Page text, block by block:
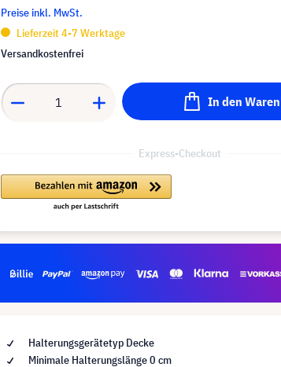
Preise inkl. MwSt.
Lieferzeit 4-7 Werktage
Versandkostenfrei
In den
Express-Checkout
Halterungsgerätetyp Decke
Minimale Halterungslänge 0 cm